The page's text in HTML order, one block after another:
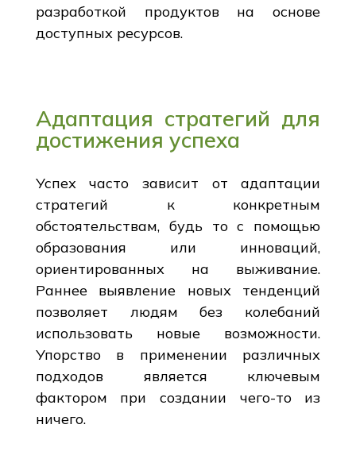
разработкой продуктов на основе
доступных ресурсов.
Адаптация стратегий для
достижения успеха
Успех часто зависит от адаптации
стратегий к конкретным
обстоятельствам, будь то с помощью
образования или инноваций,
ориентированных на выживание.
Раннее выявление новых тенденций
позволяет людям без колебаний
использовать новые возможности.
Упорство в применении различных
подходов является ключевым
фактором при создании чего-то из
ничего.